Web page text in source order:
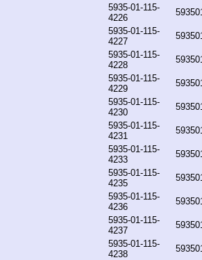
5935-01-115-
4226
5935-01-115-
4227
5935-01-115-
4228
5935-01-115-
4229
5935-01-115-
4230
5935-01-115-
4231
5935-01-115-
4233
5935-01-115-
4235
5935-01-115-
4236
5935-01-115-
4237
5935-01-115-
4238